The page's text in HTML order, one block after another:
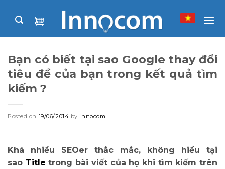
Bạn có biết tại sao Google thay đổi
tiêu đề của bạn trong kết quả tìm
kiếm ?
Posted on 19/06/2014 by innocom
Khá nhiều SEOer thắc mắc, không hiểu tại
sao Title trong bài viết của họ khi tìm kiếm trên